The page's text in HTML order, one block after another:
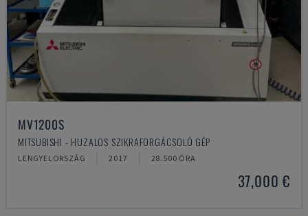
MV1200S
MITSUBISHI - HUZALOS SZIKRAFORGÁCSOLÓ GÉP
LENGYELORSZÁG 2017 28.500 ÓRA
37,000 €